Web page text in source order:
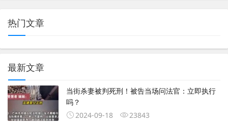
热门文章
最新文章
当街杀妻被判死刑！被告当场问法官：立即执行
吗？
2024-09-18
23843